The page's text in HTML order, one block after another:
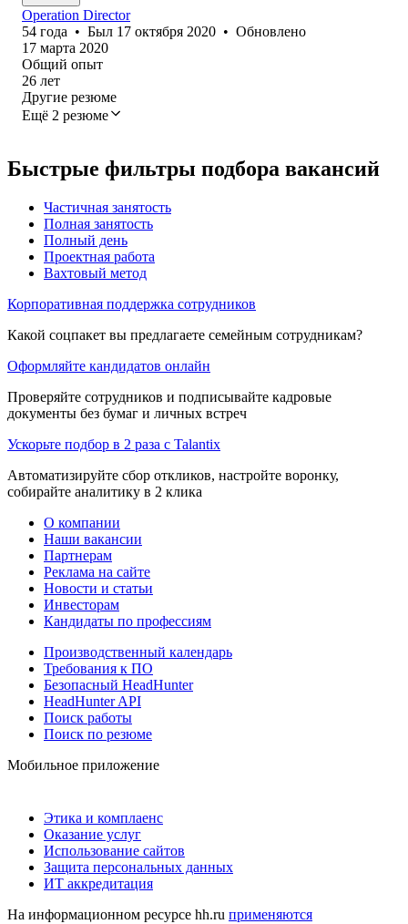
Operation Director
54 года • Был 17 октября 2020 • Обновлено
17 марта 2020
Общий опыт
26 лет
Другие резюме
Ещё 2 резюме
Быстрые фильтры подбора вакансий
Частичная занятость
Полная занятость
Полный день
Проектная работа
Вахтовый метод
Корпоративная поддержка сотрудников
Какой соцпакет вы предлагаете семейным сотрудникам?
Оформляйте кандидатов онлайн
Проверяйте сотрудников и подписывайте кадровые
документы без бумаг и личных встреч
Ускорьте подбор в 2 раза с Talantix
Автоматизируйте сбор откликов, настройте воронку,
собирайте аналитику в 2 клика
О компании
Наши вакансии
Партнерам
Реклама на сайте
Новости и статьи
Инвесторам
Кандидаты по профессиям
Производственный календарь
Требования к ПО
Безопасный HeadHunter
HeadHunter API
Поиск работы
Поиск по резюме
Мобильное приложение
Этика и комплаенс
Оказание услуг
Использование сайтов
Защита персональных данных
ИТ аккредитация
На информационном ресурсе hh.ru применяются